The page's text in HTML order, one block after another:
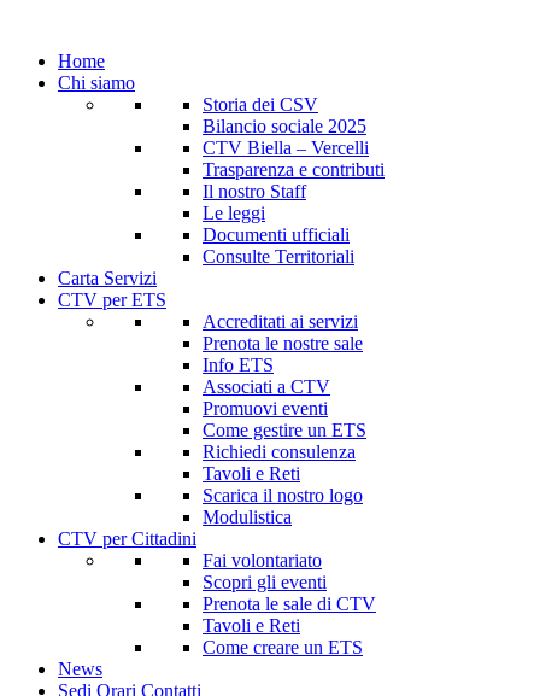
Home
Chi siamo
Storia dei CSV
Bilancio sociale 2025
CTV Biella – Vercelli
Trasparenza e contributi
Il nostro Staff
Le leggi
Documenti ufficiali
Consulte Territoriali
Carta Servizi
CTV per ETS
Accreditati ai servizi
Prenota le nostre sale
Info ETS
Associati a CTV
Promuovi eventi
Come gestire un ETS
Richiedi consulenza
Tavoli e Reti
Scarica il nostro logo
Modulistica
CTV per Cittadini
Fai volontariato
Scopri gli eventi
Prenota le sale di CTV
Tavoli e Reti
Come creare un ETS
News
Sedi Orari Contatti